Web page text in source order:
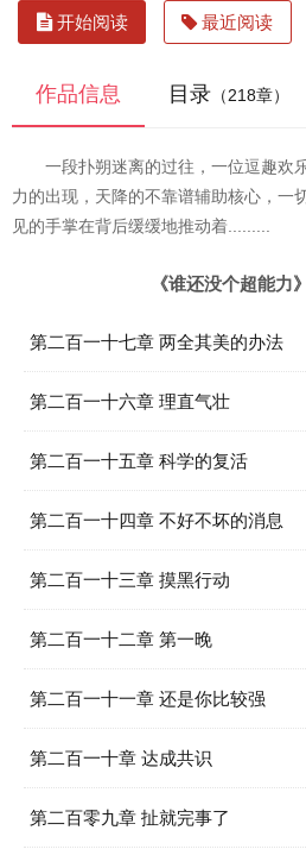
开始阅读 最近阅读
作品信息 目录 （218章）
一段扑朔迷离的过往，一位逗趣欢
力的出现，天降的不靠谱辅助核心，一
见的手掌在背后缓缓地推动着.........
《谁还没个超能力
第二百一十七章 两全其美的办法
第二百一十六章 理直气壮
第二百一十五章 科学的复活
第二百一十四章 不好不坏的消息
第二百一十三章 摸黑行动
第二百一十二章 第一晚
第二百一十一章 还是你比较强
第二百一十章 达成共识
第二百零九章 扯就完事了